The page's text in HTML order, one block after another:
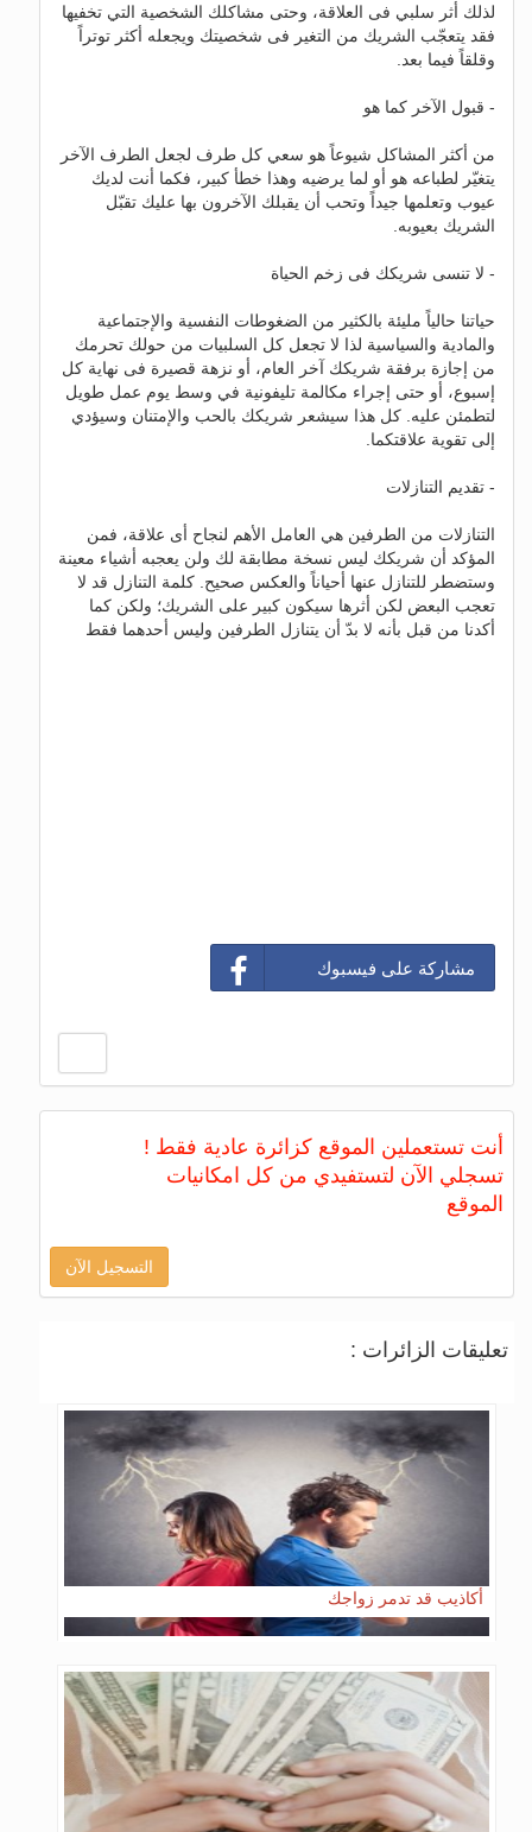
لذلك أثر سلبي فى العلاقة، وحتى مشاكلك الشخصية التي تخفيها
فقد يتعجّب الشريك من التغير فى شخصيتك ويجعله أكثر توتراً
وقلقاً فيما بعد.
- قبول الآخر كما هو
من أكثر المشاكل شيوعاً هو سعي كل طرف لجعل الطرف الآخر
يتغيّر لطباعه هو أو لما يرضيه وهذا خطأ كبير، فكما أنت لديك
عيوب وتعلمها جيداً وتحب أن يقبلك الآخرون بها عليك تقبّل
الشريك بعيوبه.
- لا تنسى شريكك فى زخم الحياة
حياتنا حالياً مليئة بالكثير من الضغوطات النفسية والإجتماعية
والمادية والسياسية لذا لا تجعل كل السلبيات من حولك تحرمك
من إجازة برفقة شريكك آخر العام، أو نزهة قصيرة فى نهاية كل
إسبوع، أو حتى إجراء مكالمة تليفونية في وسط يوم عمل طويل
لتطمئن عليه. كل هذا سيشعر شريكك بالحب والإمتنان وسيؤدي
إلى تقوية علاقتكما.
- تقديم التنازلات
التنازلات من الطرفين هي العامل الأهم لنجاح أى علاقة، فمن
المؤكد أن شريكك ليس نسخة مطابقة لك ولن يعجبه أشياء معينة
وستضطر للتنازل عنها أحياناً والعكس صحيح. كلمة التنازل قد لا
تعجب البعض لكن أثرها سيكون كبير على الشريك؛ ولكن كما
أكدنا من قبل بأنه لا بدّ أن يتنازل الطرفين وليس أحدهما فقط
مشاركة على فيسبوك
أنت تستعملين الموقع كزائرة عادية فقط !
تسجلي الآن لتستفيدي من كل امكانيات
الموقع
التسجيل الآن
تعليقات الزائرات :
أكاذيب قد تدمر زواجك